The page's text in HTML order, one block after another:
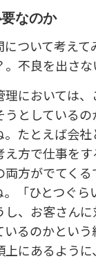
なのか
について考え
。不良を出さ
理においては
うとしている
。たとえば会
え方で仕事を
両方がでてく
。「ひとつぐ
し、お客さん
いるのかとい
上にあるよう